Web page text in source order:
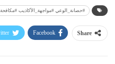
#حصانة_الوعي #مواجهة_الأكاذيب
Share
Facebook